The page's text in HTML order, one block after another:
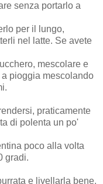
senza portarlo a
per il lungo,
nel latte. Se avete
mescolare e
pioggia mescolando
praticamente
di polenta un po'
poco alla volta
gradi.
e livellarla bene.